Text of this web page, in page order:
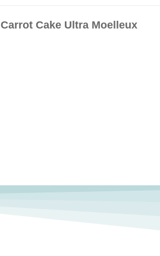
Carrot Cake Ultra Moelleux